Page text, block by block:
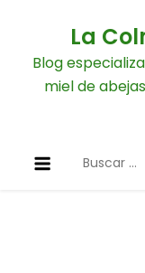
La
Blog
miel de